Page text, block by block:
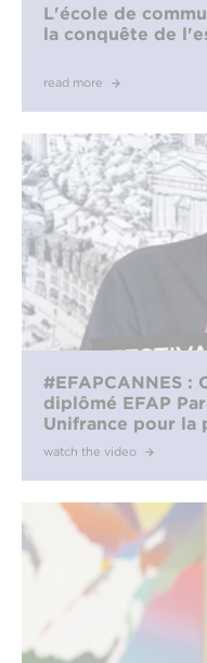
L'école de
la conquête de
read more
#EFAPCANNES :
diplômé EFAP
Unifrance pour la
français à
watch the video